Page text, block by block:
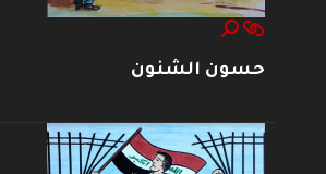
حسون الشنون